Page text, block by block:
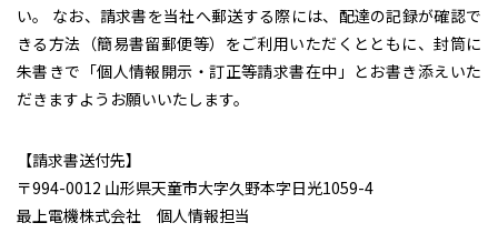
い。 なお、請求書を当社へ郵送する際には、配達の記録が確認で
きる方法（簡易書留郵便等）をご利用いただくとともに、封筒に
朱書きで「個人情報開示・訂正等請求書在中」とお書き添えいた
だきますようお願いいたします。
【請求書送付先】
〒994-0012 山形県天童市大字久野本字日光1059-4
最上電機株式会社 個人情報担当